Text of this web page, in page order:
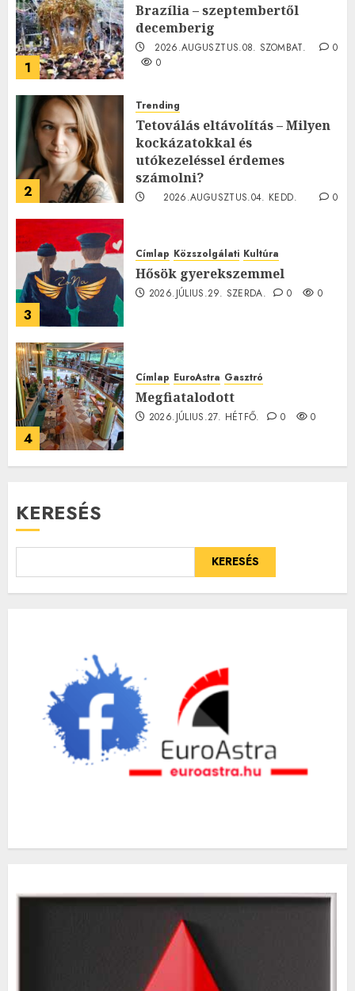
1
Brazília – szeptembertől
decemberig
2026.AUGUSZTUS.08. SZOMBAT.
0
0
2
Trending
Tetoválás eltávolítás – Milyen
kockázatokkal és
utókezeléssel érdemes
számolni?
2026.AUGUSZTUS.04. KEDD.
0
3
Címlap Közszolgálati Kultúra
Hősök gyerekszemmel
2026.JÚLIUS.29. SZERDA. 0 0
4
Címlap EuroAstra Gasztró
Megfiatalodott
2026.JÚLIUS.27. HÉTFŐ. 0 0
KERESÉS
KERESÉS